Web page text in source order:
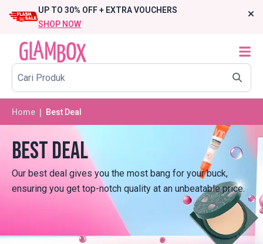
UP TO 30% OFF + EXTRA VOUCHERS
SHOP NOW
Home ❘ Best Deal
Best Deal
Our best deal gives you the most bang for your buck,
ensuring you get top-notch quality at an unbeatable price.